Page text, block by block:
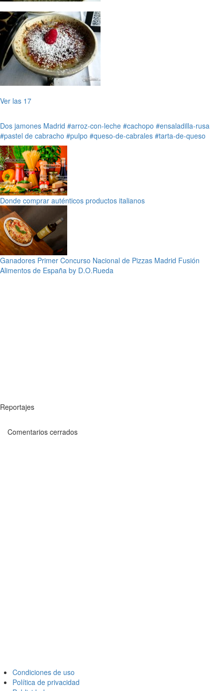
Ver las 17
Dos jamones Madrid #arroz-con-leche #cachopo #ensaladilla-rusa
#pastel de cabracho #pulpo #queso-de-cabrales #tarta-de-queso
Donde comprar auténticos productos italianos
Ganadores Primer Concurso Nacional de Pizzas Madrid Fusión
Alimentos de España by D.O.Rueda
Reportajes
Comentarios cerrados
Condiciones de uso
Política de privacidad